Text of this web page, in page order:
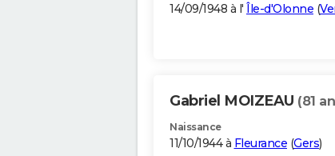
14/09/1948 à l' Île-d'Olonne (
Gabriel MOIZEAU (81
Naissance
11/10/1944 à Fleurance (Gers)